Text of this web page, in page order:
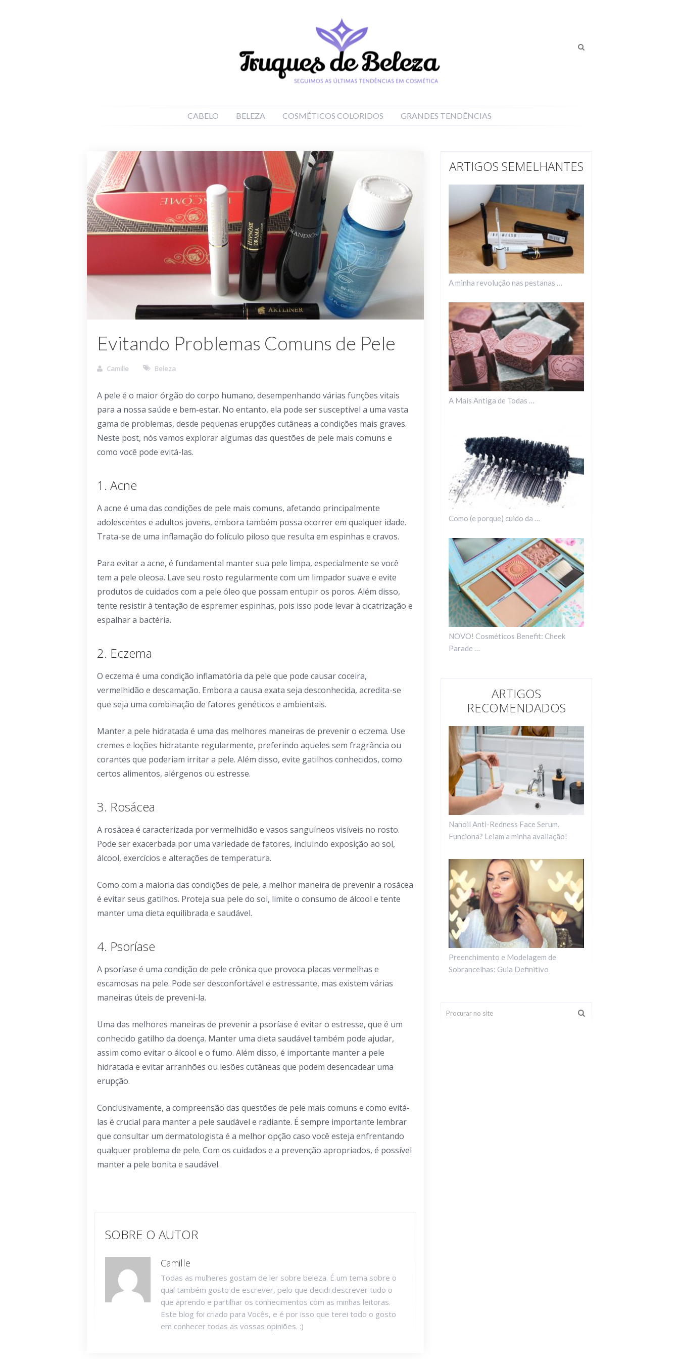
CABELO BELEZA COSMÉTICOS COLORIDOS GRANDES TENDÊNCIAS
Evitando Problemas Comuns de Pele
Camille Beleza
A pele é o maior órgão do corpo humano, desempenhando várias funções vitais
para a nossa saúde e bem-estar. No entanto, ela pode ser susceptível a uma vasta
gama de problemas, desde pequenas erupções cutâneas a condições mais graves.
Neste post, nós vamos explorar algumas das questões de pele mais comuns e
como você pode evitá-las.
1. Acne
A acne é uma das condições de pele mais comuns, afetando principalmente
adolescentes e adultos jovens, embora também possa ocorrer em qualquer idade.
Trata-se de uma inflamação do folículo piloso que resulta em espinhas e cravos.
Para evitar a acne, é fundamental manter sua pele limpa, especialmente se você
tem a pele oleosa. Lave seu rosto regularmente com um limpador suave e evite
produtos de cuidados com a pele óleo que possam entupir os poros. Além disso,
tente resistir à tentação de espremer espinhas, pois isso pode levar à cicatrização e
espalhar a bactéria.
2. Eczema
O eczema é uma condição inflamatória da pele que pode causar coceira,
vermelhidão e descamação. Embora a causa exata seja desconhecida, acredita-se
que seja uma combinação de fatores genéticos e ambientais.
Manter a pele hidratada é uma das melhores maneiras de prevenir o eczema. Use
cremes e loções hidratante regularmente, preferindo aqueles sem fragrância ou
corantes que poderiam irritar a pele. Além disso, evite gatilhos conhecidos, como
certos alimentos, alérgenos ou estresse.
3. Rosácea
A rosácea é caracterizada por vermelhidão e vasos sanguíneos visíveis no rosto.
Pode ser exacerbada por uma variedade de fatores, incluindo exposição ao sol,
álcool, exercícios e alterações de temperatura.
Como com a maioria das condições de pele, a melhor maneira de prevenir a rosácea
é evitar seus gatilhos. Proteja sua pele do sol, limite o consumo de álcool e tente
manter uma dieta equilibrada e saudável.
4. Psoríase
A psoríase é uma condição de pele crônica que provoca placas vermelhas e
escamosas na pele. Pode ser desconfortável e estressante, mas existem várias
maneiras úteis de preveni-la.
Uma das melhores maneiras de prevenir a psoríase é evitar o estresse, que é um
conhecido gatilho da doença. Manter uma dieta saudável também pode ajudar,
assim como evitar o álcool e o fumo. Além disso, é importante manter a pele
hidratada e evitar arranhões ou lesões cutâneas que podem desencadear uma
erupção.
Conclusivamente, a compreensão das questões de pele mais comuns e como evitá-
las é crucial para manter a pele saudável e radiante. É sempre importante lembrar
que consultar um dermatologista é a melhor opção caso você esteja enfrentando
qualquer problema de pele. Com os cuidados e a prevenção apropriados, é possível
manter a pele bonita e saudável.
SOBRE O AUTOR
Camille
Todas as mulheres gostam de ler sobre beleza. É um tema sobre o
qual também gosto de escrever, pelo que decidi descrever tudo o
que aprendo e partilhar os conhecimentos com as minhas leitoras.
Este blog foi criado para Vocês, e é por isso que terei todo o gosto
em conhecer todas as vossas opiniões. :)
ARTIGOS SEMELHANTES
A minha revolução nas pestanas …
A Mais Antiga de Todas …
Como (e porque) cuido da …
NOVO! Cosméticos Benefit: Cheek
Parade …
ARTIGOS
RECOMENDADOS
Nanoil Anti-Redness Face Serum.
Funciona? Leiam a minha avaliação!
Preenchimento e Modelagem de
Sobrancelhas: Guia Definitivo